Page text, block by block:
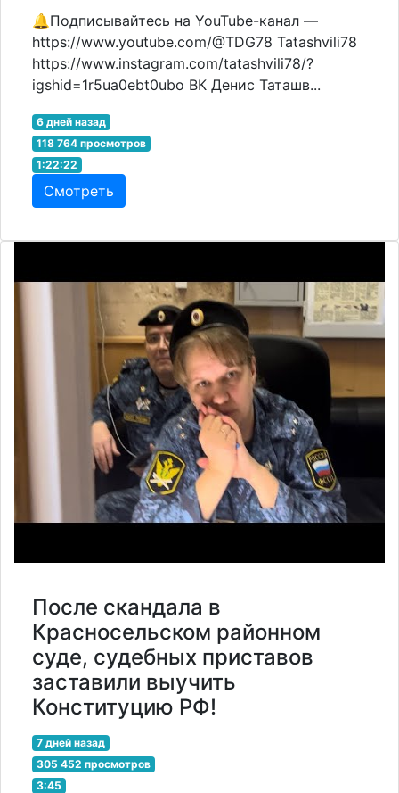
🔔Подписывайтесь на YouTube-канал —
https://www.youtube.com/@TDG78 Tatashvili78
https://www.instagram.com/tatashvili78/?
igshid=1r5ua0ebt0ubo ВК Денис Таташв...
6 дней назад
118 764 просмотров
1:22:22
Смотреть
После скандала в
Красносельском районном
суде, судебных приставов
заставили выучить
Конституцию РФ!
7 дней назад
305 452 просмотров
3:45